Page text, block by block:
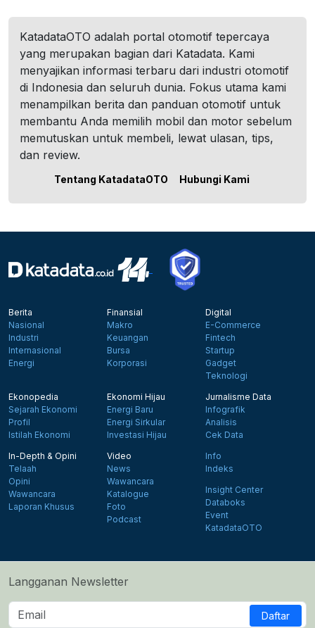
KatadataOTO adalah portal otomotif tepercaya
yang merupakan bagian dari Katadata. Kami
menyajikan informasi terbaru dari industri otomotif
di Indonesia dan seluruh dunia. Fokus utama kami
menampilkan berita dan panduan otomotif untuk
membantu Anda memilih mobil dan motor sebelum
memutuskan untuk membeli, lewat ulasan, tips,
dan review.
Tentang KatadataOTO Hubungi Kami
Berita
Nasional
Industri
Internasional
Energi
Finansial
Makro
Keuangan
Bursa
Korporasi
Digital
E-Commerce
Fintech
Startup
Gadget
Teknologi
Ekonopedia
Sejarah Ekonomi
Profil
Istilah Ekonomi
Ekonomi Hijau
Energi Baru
Energi Sirkular
Investasi Hijau
Jurnalisme Data
Infografik
Analisis
Cek Data
In-Depth & Opini
Telaah
Opini
Wawancara
Laporan Khusus
Video
News
Wawancara
Katalogue
Foto
Podcast
Info
Indeks
Insight Center
Databoks
Event
KatadataOTO
Langganan Newsletter
Daftar